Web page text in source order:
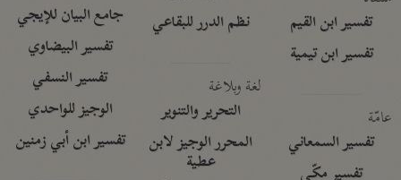
تفسير ابن القيم
تفسير ابن تيمية
عامّة
تفسير السمعاني
نظم الدرر للبقاعي
لغة وبلاغة
التحرير والتنوير
المحرر الوجيز لابن
عطية
جامع البيان للإيجي
تفسير البيضاوي
تفسير النسفي
الوجيز للواحدي
تفسير ابن أبي زمنين